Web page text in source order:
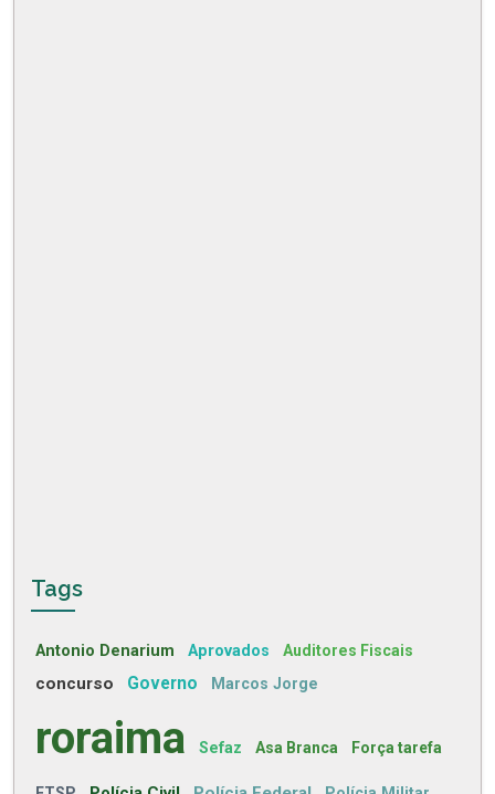
Tags
Antonio Denarium Aprovados Auditores Fiscais
concurso Governo Marcos Jorge
roraima Sefaz Asa Branca Força tarefa